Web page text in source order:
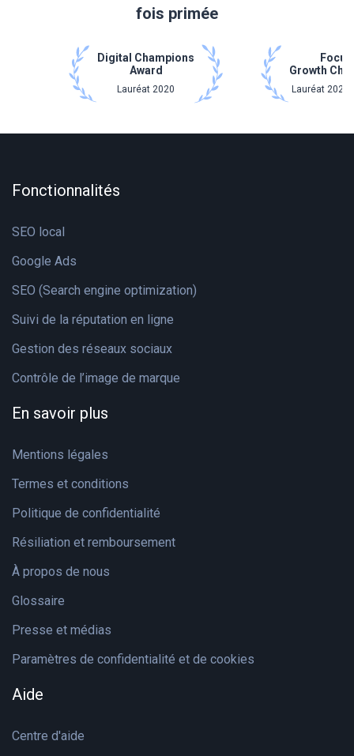
fois primée
Digital Champions
Award
Lauréat 2020
Focus
Growth
Lauréat 2021
Fonctionnalités
SEO local
Google Ads
SEO (Search engine optimization)
Suivi de la réputation en ligne
Gestion des réseaux sociaux
Contrôle de l’image de marque
En savoir plus
Mentions légales
Termes et conditions
Politique de confidentialité
Résiliation et remboursement
À propos de nous
Glossaire
Presse et médias
Paramètres de confidentialité et de cookies
Aide
Centre d'aide